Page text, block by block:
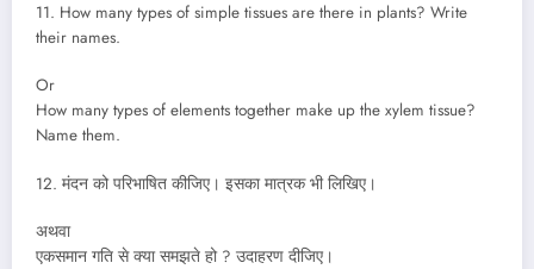
11. How many types of simple tissues are there in plants? Write
their names.
Or
How many types of elements together make up the xylem tissue?
Name them.
12. मंदन को परिभाषित कीजिए। इसका मात्रक भी लिखिए।
अथवा
एकसमान गति से क्या समझते हो ? उदाहरण दीजिए।